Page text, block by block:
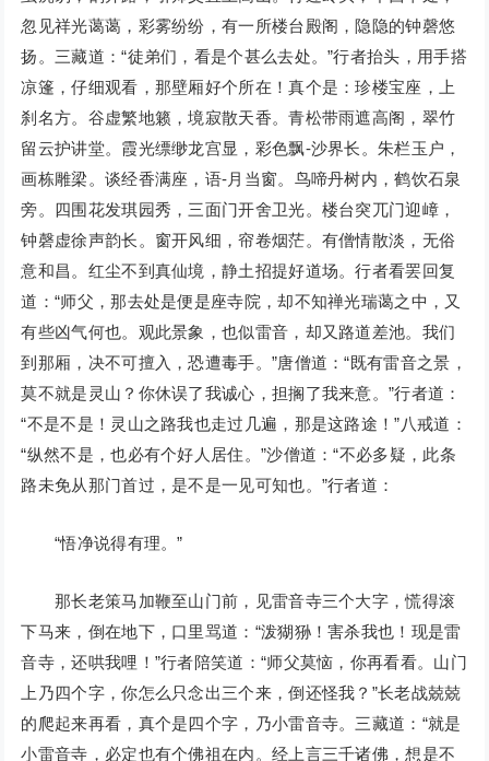
忽见祥光蔼蔼，彩雾纷纷，有一所楼台殿阁，隐隐的钟磬悠
扬。三藏道：“徒弟们，看是个甚么去处。”行者抬头，用手搭
凉篷，仔细观看，那壁厢好个所在！真个是：珍楼宝座，上
刹名方。谷虚繁地籁，境寂散天香。青松带雨遮高阁，翠竹
留云护讲堂。霞光缥缈龙宫显，彩色飘-沙界长。朱栏玉户，
画栋雕梁。谈经香满座，语-月当窗。鸟啼丹树内，鹤饮石泉
旁。四围花发琪园秀，三面门开舍卫光。楼台突兀门迎嶂，
钟磬虚徐声韵长。窗开风细，帘卷烟茫。有僧情散淡，无俗
意和昌。红尘不到真仙境，静土招提好道场。行者看罢回复
道：“师父，那去处是便是座寺院，却不知禅光瑞蔼之中，又
有些凶气何也。观此景象，也似雷音，却又路道差池。我们
到那厢，决不可擅入，恐遭毒手。”唐僧道：“既有雷音之景，
莫不就是灵山？你休误了我诚心，担搁了我来意。”行者道：
“不是不是！灵山之路我也走过几遍，那是这路途！”八戒道：
“纵然不是，也必有个好人居住。”沙僧道：“不必多疑，此条
路未免从那门首过，是不是一见可知也。”行者道：
“悟净说得有理。”
那长老策马加鞭至山门前，见雷音寺三个大字，慌得滚
下马来，倒在地下，口里骂道：“泼猢狲！害杀我也！现是雷
音寺，还哄我哩！”行者陪笑道：“师父莫恼，你再看看。山门
上乃四个字，你怎么只念出三个来，倒还怪我？”长老战兢兢
的爬起来再看，真个是四个字，乃小雷音寺。三藏道：“就是
小雷音寺，必定也有个佛祖在内。经上言三千诸佛，想是不